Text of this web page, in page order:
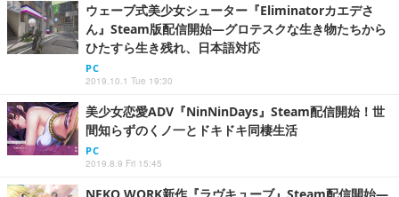
ウェーブ式美少女シューター『Eliminatorカエデさ
ん』Steam版配信開始―グロテスクな生き物たちから
ひたすら生き残れ、日本語対応
PC
2019.10.1 Tue 19:30
美少女恋愛ADV『NinNinDays』Steam配信開始！世
間知らずのくノ一とドキドキ同棲生活
PC
2019.8.9 Fri 15:45